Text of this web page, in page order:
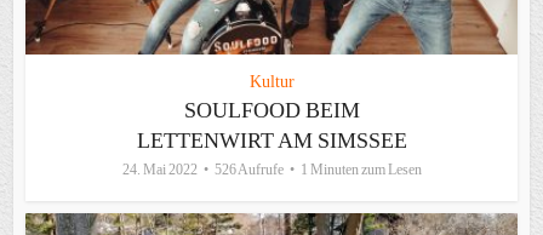
Kultur
SOULFOOD BEIM
LETTENWIRT AM SIMSSEE
24. Mai 2022 526 Aufrufe 1 Minuten zum Lesen